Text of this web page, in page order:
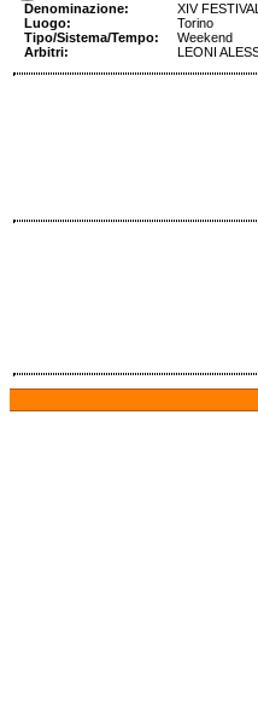
Denominazione:
XIV
Luogo:
Torino
Tipo/Sistema/Tempo:
Weekend
Arbitri:
LEONI